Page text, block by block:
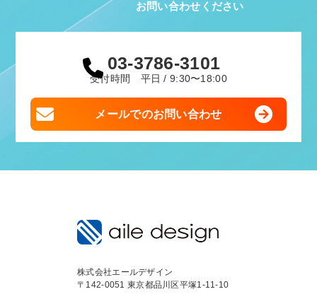
お問い合わせください
03-3786-3101
受付時間 平日 / 9:30〜18:00
メールでのお問い合わせ
株式会社エールデザイン
〒142-0051 東京都品川区平塚1-11-10